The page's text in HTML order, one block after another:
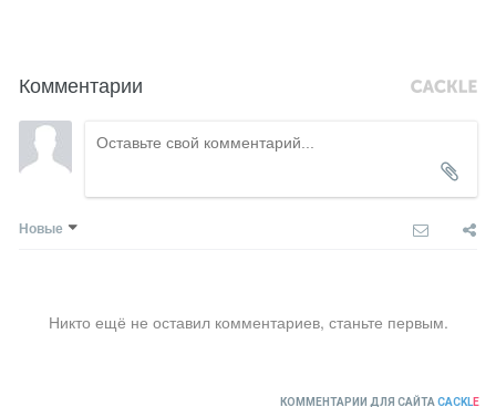
Комментарии
Новые
Никто ещё не оставил комментариев, станьте первым.
КОММЕНТАРИИ ДЛЯ САЙТА CACKLE